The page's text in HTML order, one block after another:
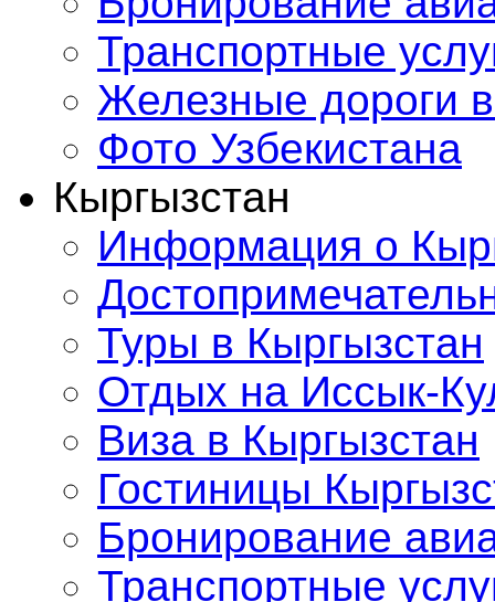
Транспортные
Железные дороги
Фото Узбекистана
Кыргызстан
Информация о
Туры в Кыргызстан
Отдых на Иссык-
Виза в Кыргызстан
Гостиницы
Бронирование
Транспортные